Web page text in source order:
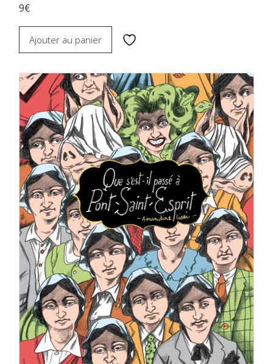
9€
Ajouter au panier